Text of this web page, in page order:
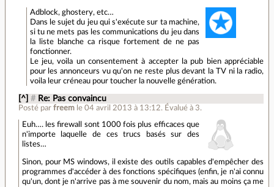
Adblock, ghostery, etc…
Dans le sujet du jeu qui s'exécute sur ta machine,
si tu ne mets pas les communications du jeu dans
la liste blanche ca risque fortement de ne pas
fonctionner.
Le jeu, voila un consentement à accepter la pub bien appréciable
pour les annonceurs vu qu'on ne reste plus devant la TV ni la radio,
voila leur créneau pour toucher la nouvelle génération.
[^] # Re: Pas convaincu
Posté par freem le 04 avril 2013 à 13:12. Évalué à 3.
Euh…. les firewall sont 1000 fois plus efficaces que
n'importe laquelle de ces trucs basés sur des
listes…
Sinon, pour MS windows, il existe des outils capables d'empêcher des
programmes d'accéder à des fonctions spécifiques (enfin, je n'ai connu
qu'un, dont je n'arrive pas à me souvenir du nom, mais au moins ça me